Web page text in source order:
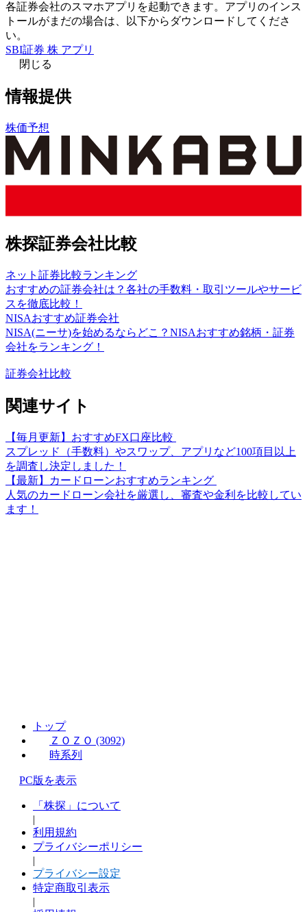
各証券会社のスマホアプリを起動できます。アプリのインス
トールがまだの場合は、以下からダウンロードしてくださ
い。
SBI証券 株 アプリ
閉じる
情報提供
株価予想
株探証券会社比較
ネット証券比較ランキング
おすすめの証券会社は？各社の手数料・取引ツールやサービ
スを徹底比較！
NISAおすすめ証券会社
NISA(ニーサ)を始めるならどこ？NISAおすすめ銘柄・証券
会社をランキング！
証券会社比較
関連サイト
【毎月更新】おすすめFX口座比較
スプレッド（手数料）やスワップ、アプリなど100項目以上
を調査し決定しました！
【最新】カードローンおすすめランキング
人気のカードローン会社を厳選し、審査や金利を比較してい
ます！
トップ
ＺＯＺＯ (3092)
時系列
PC版を表示
「株探」について
|
利用規約
プライバシーポリシー
|
プライバシー設定
特定商取引表示
|